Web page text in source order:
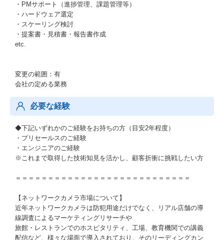
・PMサポート（進捗管理、課題管理等）
・ハードウェア選定
・スケーリング検討
・提案書・見積書・報告書作成
etc.
変更の範囲：有
会社の定める業務
必要な経験
◆下記いずれかのご経験をお持ちの方（目安2年程度）
・プリセールスのご経験
・エンジニアのご経験
※これまで取得した技術知見を活かし、顧客折衝に挑戦したい方
＝＝＝＝＝＝＝＝＝＝＝＝＝＝＝＝＝＝＝＝＝＝＝＝＝＝＝
【ネットワークカメラ市場について】
近年ネットワークカメラは防犯用途だけでなく、リアル店舗の導
線調査によるマーケティングリサーチや
旅館・レストランでのホスピタリティ、工場、教育機関での講義
配信など、様々な場面で導入されており、そのリーディングカン